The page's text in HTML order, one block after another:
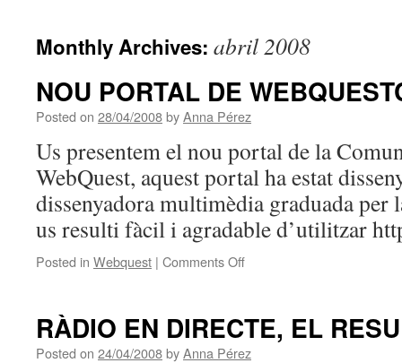
Monthly Archives: abril 2008
NOU PORTAL DE
Posted on 28/04/2008byAnna Pérez
Us presentem el nou portal de la
WebQuest, aquest portal ha estat
dissenyadora multimèdia graduada per
us resulti fàcil i agradable d’utilitzar
Posted in Webquest | Comments Offon
WEBQUESTCAT
RÀDIO EN DIRECTE, EL
Posted on 24/04/2008byAnna Pérez